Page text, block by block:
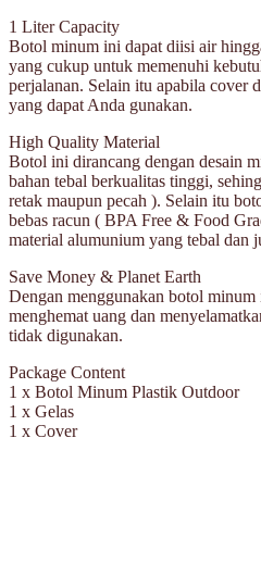
1 Liter Capacity
Botol minum ini dapat diisi air
yang cukup untuk memenuhi
perjalanan. Selain itu apabila cover
yang dapat Anda gunakan.
High Quality Material
Botol ini dirancang dengan desain
bahan tebal berkualitas tinggi,
retak maupun pecah ). Selain itu
bebas racun ( BPA Free & Food
material alumunium yang tebal dan
Save Money & Planet Earth
Dengan menggunakan botol
menghemat uang dan
tidak digunakan.
Package Content
1 x Botol Minum Plastik Outdoor
1 x Gelas
1 x Cover